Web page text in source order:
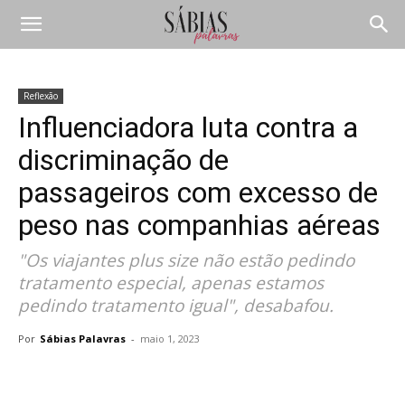
Reflexão
Influenciadora luta contra a
discriminação de
passageiros com excesso de
peso nas companhias aéreas
"Os viajantes plus size não estão pedindo
tratamento especial, apenas estamos
pedindo tratamento igual", desabafou.
Por Sábias Palavras - maio 1, 2023